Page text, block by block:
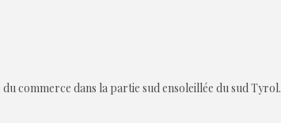
commerce dans la partie sud ensoleillée du sud Tyrol.